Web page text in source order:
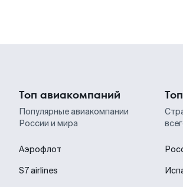
Топ авиакомпаний
Популярные авиакомпании
России и мира
Аэрофлот
S7 airlines